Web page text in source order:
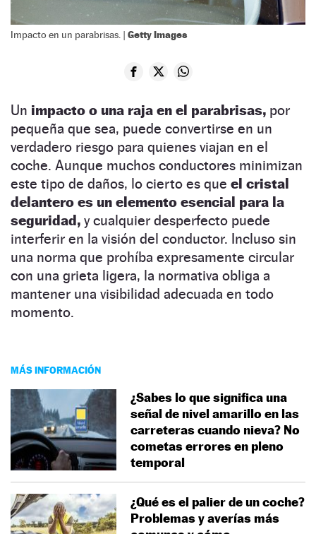
Impacto en un parabrisas. | Getty Images
Un impacto o una raja en el parabrisas, por
pequeña que sea, puede convertirse en un
verdadero riesgo para quienes viajan en el
coche. Aunque muchos conductores minimizan
este tipo de daños, lo cierto es que el cristal
delantero es un elemento esencial para la
seguridad, y cualquier desperfecto puede
interferir en la visión del conductor. Incluso sin
una norma que prohíba expresamente circular
con una grieta ligera, la normativa obliga a
mantener una visibilidad adecuada en todo
momento.
MÁS INFORMACIÓN
¿Sabes lo que significa una
señal de nivel amarillo en las
carreteras cuando nieva? No
cometas errores en pleno
temporal
¿Qué es el palier de un coche?
Problemas y averías más